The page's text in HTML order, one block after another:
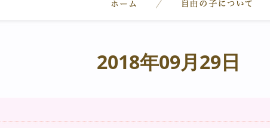
2018年09月29日